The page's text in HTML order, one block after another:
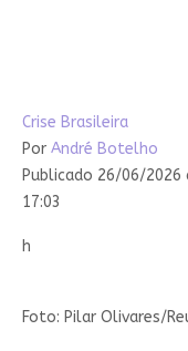
Crise Brasileira
Por André Botelho
Publicado 26/06/
17:03
h
Foto: Pilar Olivares/